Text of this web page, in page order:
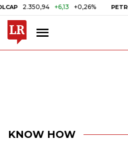
2.350,94 +6,13 +0,26%
KNOW HOW